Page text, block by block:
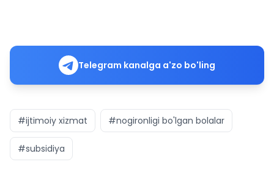
Telegram kanalga a'zo bo'ling
#ijtimoiy xizmat #nogironligi bo'lgan bolalar
#subsidiya